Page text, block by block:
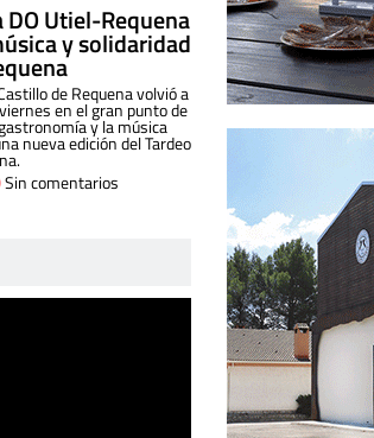
DO Utiel-Requena
y solidaridad
de Requena volvió a
en el gran punto de
y la música
nueva edición del Tardeo
Sin comentarios